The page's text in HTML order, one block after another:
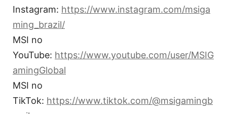
Instagram: https://www.instagram.com/msiga
ming_brazil/
MSI no
YouTube: https://www.youtube.com/user/MSIG
amingGlobal
MSI no
TikTok: https://www.tiktok.com/@msigamingb